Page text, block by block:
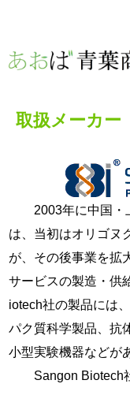
取扱メーカー
2003年に中国・
は、当初はオリゴヌ
が、その後事業を拡
サービスの製造・供
iotech社の製品には
パク質科学製品、抗
小型実験機器などが
Sangon Biotech